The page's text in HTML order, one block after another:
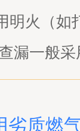
明火（如
漏一般
劣质燃